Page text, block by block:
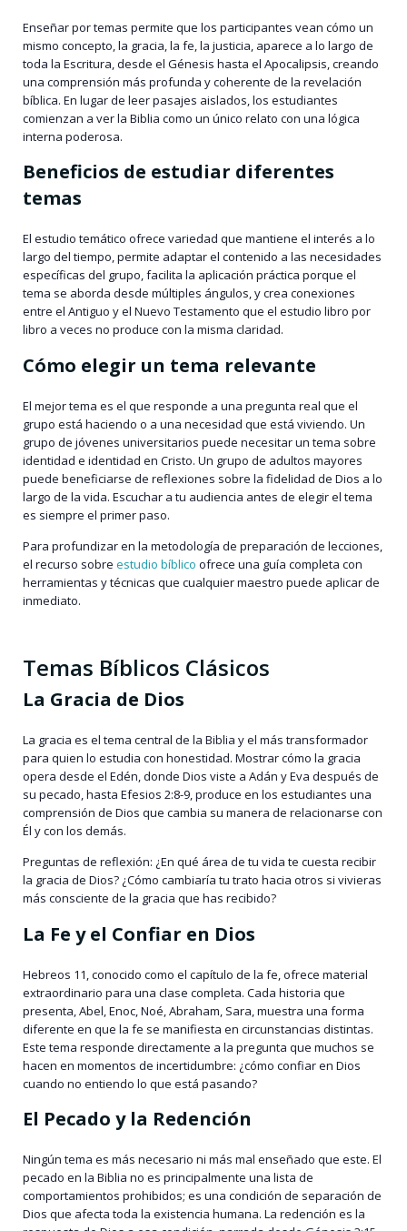
Enseñar por temas permite que los participantes vean cómo un
mismo concepto, la gracia, la fe, la justicia, aparece a lo largo de
toda la Escritura, desde el Génesis hasta el Apocalipsis, creando
una comprensión más profunda y coherente de la revelación
bíblica. En lugar de leer pasajes aislados, los estudiantes
comienzan a ver la Biblia como un único relato con una lógica
interna poderosa.
Beneficios de estudiar diferentes
temas
El estudio temático ofrece variedad que mantiene el interés a lo
largo del tiempo, permite adaptar el contenido a las necesidades
específicas del grupo, facilita la aplicación práctica porque el
tema se aborda desde múltiples ángulos, y crea conexiones
entre el Antiguo y el Nuevo Testamento que el estudio libro por
libro a veces no produce con la misma claridad.
Cómo elegir un tema relevante
El mejor tema es el que responde a una pregunta real que el
grupo está haciendo o a una necesidad que está viviendo. Un
grupo de jóvenes universitarios puede necesitar un tema sobre
identidad e identidad en Cristo. Un grupo de adultos mayores
puede beneficiarse de reflexiones sobre la fidelidad de Dios a lo
largo de la vida. Escuchar a tu audiencia antes de elegir el tema
es siempre el primer paso.
Para profundizar en la metodología de preparación de lecciones,
el recurso sobre estudio bíblico ofrece una guía completa con
herramientas y técnicas que cualquier maestro puede aplicar de
inmediato.
Temas Bíblicos Clásicos
La Gracia de Dios
La gracia es el tema central de la Biblia y el más transformador
para quien lo estudia con honestidad. Mostrar cómo la gracia
opera desde el Edén, donde Dios viste a Adán y Eva después de
su pecado, hasta Efesios 2:8-9, produce en los estudiantes una
comprensión de Dios que cambia su manera de relacionarse con
Él y con los demás.
Preguntas de reflexión: ¿En qué área de tu vida te cuesta recibir
la gracia de Dios? ¿Cómo cambiaría tu trato hacia otros si vivieras
más consciente de la gracia que has recibido?
La Fe y el Confiar en Dios
Hebreos 11, conocido como el capítulo de la fe, ofrece material
extraordinario para una clase completa. Cada historia que
presenta, Abel, Enoc, Noé, Abraham, Sara, muestra una forma
diferente en que la fe se manifiesta en circunstancias distintas.
Este tema responde directamente a la pregunta que muchos se
hacen en momentos de incertidumbre: ¿cómo confiar en Dios
cuando no entiendo lo que está pasando?
El Pecado y la Redención
Ningún tema es más necesario ni más mal enseñado que este. El
pecado en la Biblia no es principalmente una lista de
comportamientos prohibidos; es una condición de separación de
Dios que afecta toda la existencia humana. La redención es la